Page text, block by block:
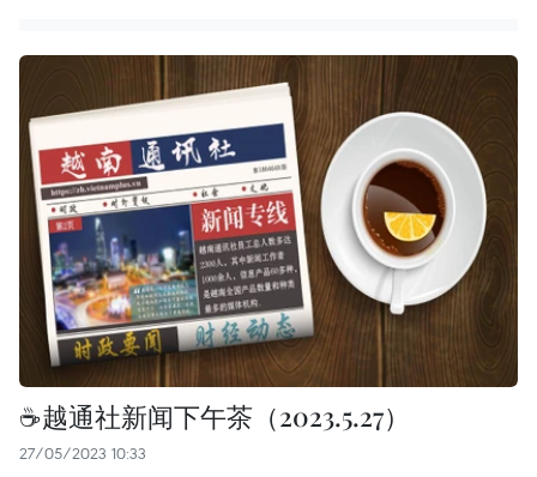
☕️越通社新闻下午茶（2023.5.27）
27/05/2023 10:33